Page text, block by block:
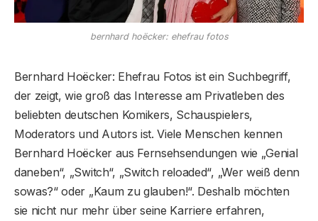
bernhard hoëcker: ehefrau fotos
Bernhard Hoëcker: Ehefrau Fotos ist ein Suchbegriff,
der zeigt, wie groß das Interesse am Privatleben des
beliebten deutschen Komikers, Schauspielers,
Moderators und Autors ist. Viele Menschen kennen
Bernhard Hoëcker aus Fernsehsendungen wie „Genial
daneben“, „Switch“, „Switch reloaded“, „Wer weiß denn
sowas?“ oder „Kaum zu glauben!“. Deshalb möchten
sie nicht nur mehr über seine Karriere erfahren,